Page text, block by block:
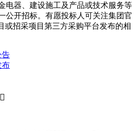
电器、建设施工及产品或技术服务等
公开招标。有愿投标人可关注集团官
或招采项目第三方采购平台发布的相
告
布
